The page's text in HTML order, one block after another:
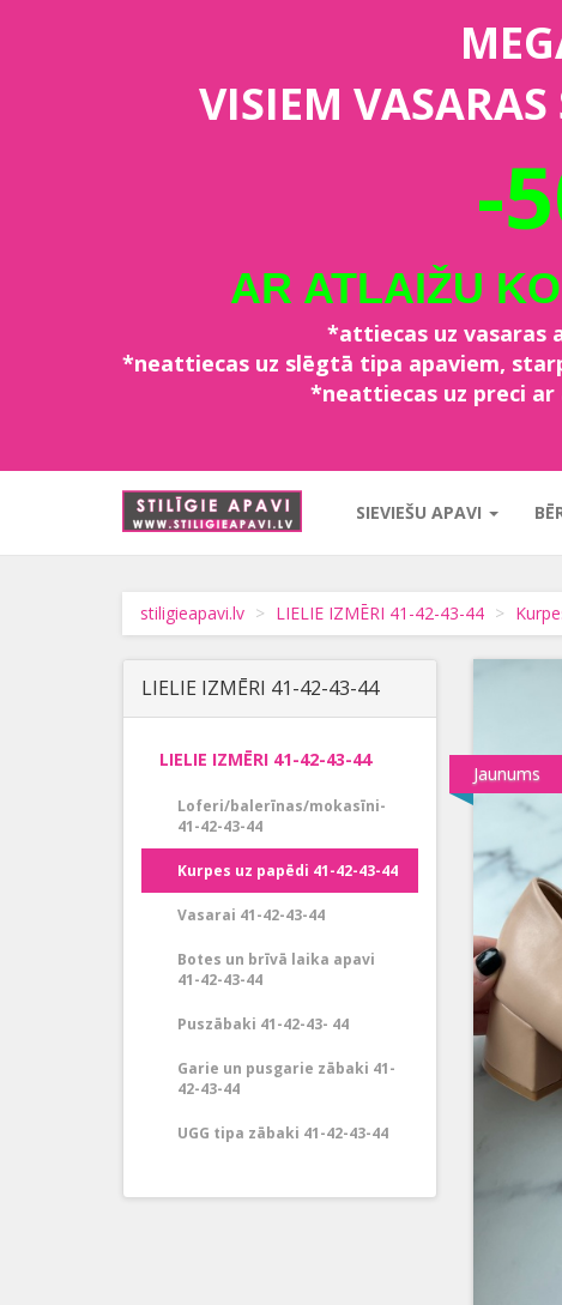
VISIEM
-
AR ATLAIŽU
*attiecas uz vasaras
*neattiecas uz slēgtā tipa apaviem,
*neattiecas uz preci
SIEVIEŠU APAVI
stiligieapavi.lv LIELIE IZMĒRI 41-42-43-44
LIELIE IZMĒRI 41-42-43-44
LIELIE IZMĒRI 41-42-43-44
Loferi/balerīnas/mokasīni-
41-42-43-44
Kurpes uz papēdi 41-42-43-44
Vasarai 41-42-43-44
Botes un brīvā laika apavi
41-42-43-44
Puszābaki 41-42-43- 44
Garie un pusgarie zābaki 41-
42-43-44
UGG tipa zābaki 41-42-43-44
Jaunums